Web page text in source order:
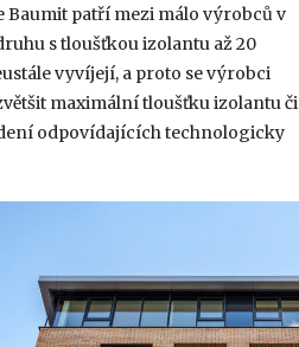
patří mezi málo výrobců v
s tloušťkou izolantu až 20
vyvíjejí, a proto se výrobci
maximální tloušťku izolantu či
odpovídajících technologicky